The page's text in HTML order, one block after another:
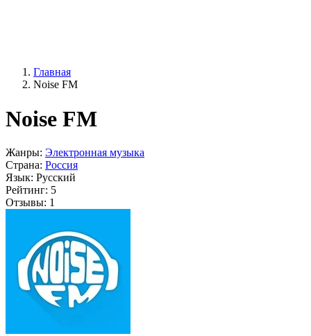
Главная
Noise FM
Noise FM
Жанры: Электронная музыка
Страна: Россия
Язык: Русский
Рейтинг: 5
Отзывы: 1